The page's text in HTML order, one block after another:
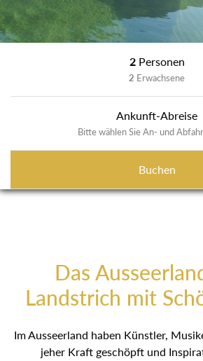
2 Personen
2 Erwachsene
Ankunft-Abreise
Bitte wählen Sie An- und
Buchen
Das
Landstrich mit
Im Ausseerland haben Künstler,
jeher Kraft geschöpft und